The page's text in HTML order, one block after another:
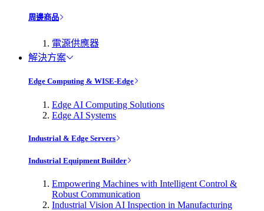
周邊商品
電源供應器
解決方案
Edge Computing & WISE-Edge
Edge AI Computing Solutions
Edge AI Systems
Industrial & Edge Servers
Industrial Equipment Builder
Empowering Machines with Intelligent Control &
Robust Communication
Industrial Vision AI Inspection in Manufacturing